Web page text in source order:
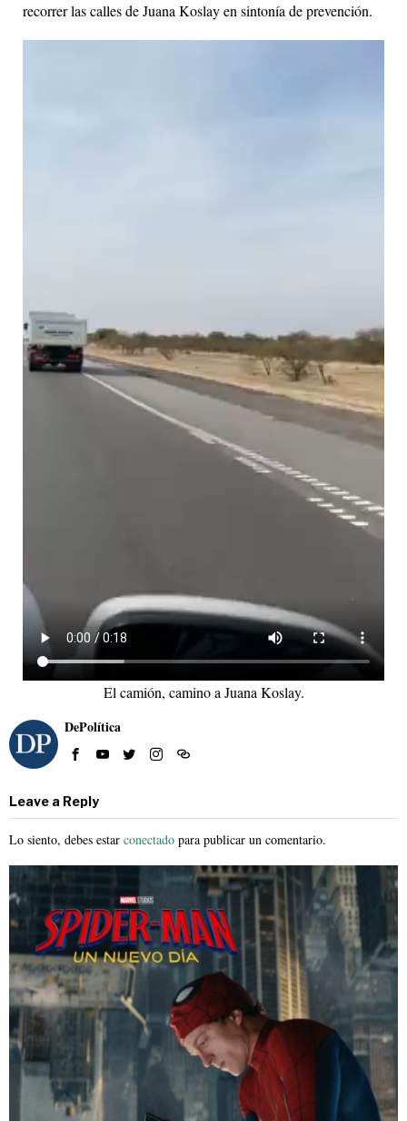
recorrer las calles de Juana Koslay en sintonía de prevención.
El camión, camino a Juana Koslay.
DePolítica
Leave a Reply
Lo siento, debes estar conectado para publicar un comentario.